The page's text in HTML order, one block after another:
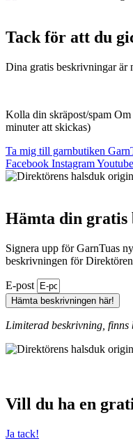
Tack för att du
Dina gratis beskrivningar
Kolla din skräpost/spam
minuter att skickas)
Ta mig till garnbutiken
Facebook InstagramYoutube
Hämta din gratis
Signera upp för GarnTuas
beskrivningen för
E-post
Hämta beskrivningen här!
Limiterad beskrivning,
Vill du ha en
Ja tack!